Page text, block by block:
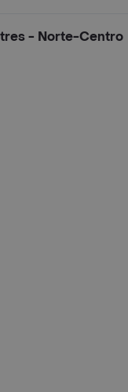
- Norte-Centro